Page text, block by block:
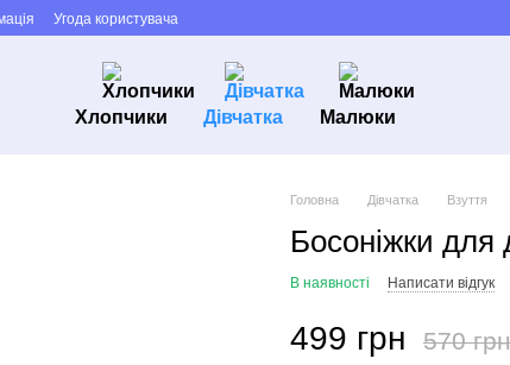
Угода користувача
Хлопчики Дівчатка Малюки
Головна Дівчатка Взуття
Босоніжки для
В наявності Написати відгук
499 грн 570 грн